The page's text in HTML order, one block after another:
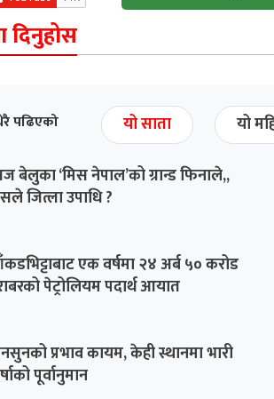
दिनुहोस
पढिएको यो साता यो
बेलुका ‘मिस नेपाल’को ग्रान्ड फिनाले,,
जित्ला उपाधि ?
एक वर्षमा २४ अर्ब ५० करोड
पेट्रोलियम पदार्थ आयात
प्रभाव कायम, केही स्थानमा भारी
पूर्वानुमान